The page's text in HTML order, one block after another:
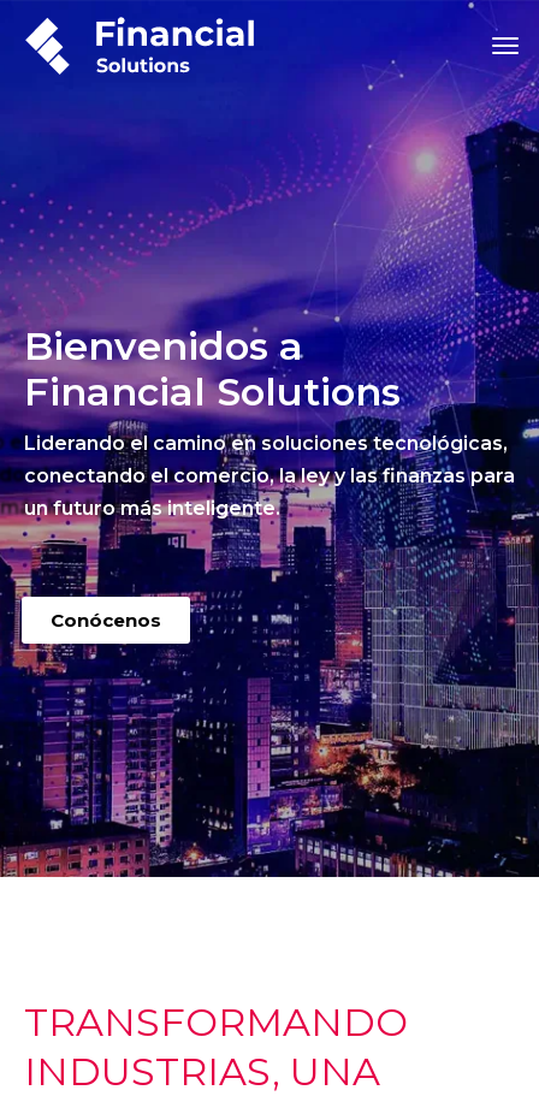
Bienvenidos a
Financial Solutions
Liderando el camino en soluciones tecnológicas,
conectando el comercio, la ley y las finanzas para
un futuro más inteligente.
Conócenos
TRANSFORMANDO
INDUSTRIAS, UNA